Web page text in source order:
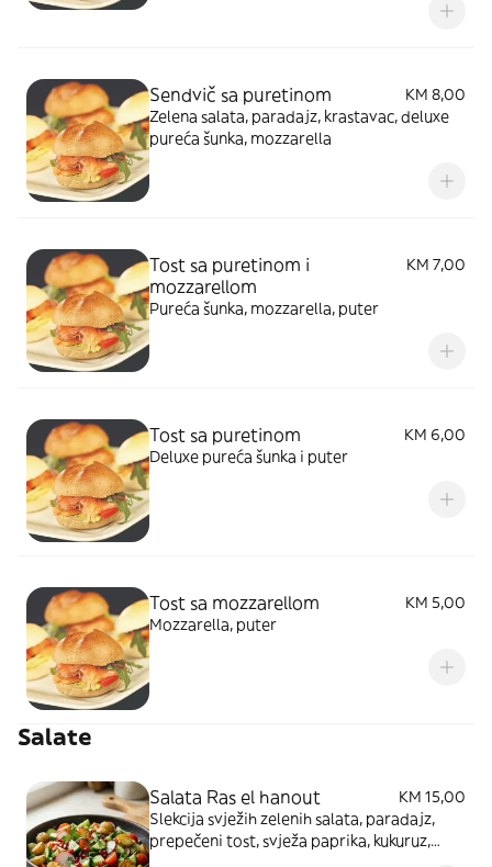
Sendvič sa puretinom
KM 8,00
Zelena salata, paradajz, krastavac, deluxe
pureća šunka, mozzarella
Tost sa puretinom i
mozzarellom
KM 7,00
Pureća šunka, mozzarella, puter
Tost sa puretinom
KM 6,00
Deluxe pureća šunka i puter
Tost sa mozzarellom
KM 5,00
Mozzarella, puter
Salate
Salata Ras el hanout
KM 15,00
Slekcija svježih zelenih salata, paradajz,
prepečeni tost, svježa paprika, kukuruz,